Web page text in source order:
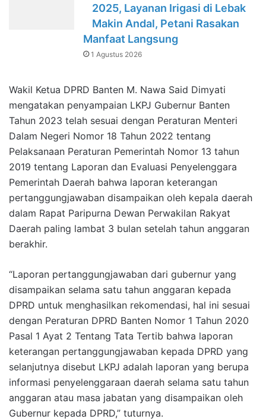
2025, Layanan Irigasi di Lebak
Makin Andal, Petani Rasakan
Manfaat Langsung
1 Agustus 2026
Wakil Ketua DPRD Banten M. Nawa Said Dimyati
mengatakan penyampaian LKPJ Gubernur Banten
Tahun 2023 telah sesuai dengan Peraturan Menteri
Dalam Negeri Nomor 18 Tahun 2022 tentang
Pelaksanaan Peraturan Pemerintah Nomor 13 tahun
2019 tentang Laporan dan Evaluasi Penyelenggara
Pemerintah Daerah bahwa laporan keterangan
pertanggungjawaban disampaikan oleh kepala daerah
dalam Rapat Paripurna Dewan Perwakilan Rakyat
Daerah paling lambat 3 bulan setelah tahun anggaran
berakhir.
“Laporan pertanggungjawaban dari gubernur yang
disampaikan selama satu tahun anggaran kepada
DPRD untuk menghasilkan rekomendasi, hal ini sesuai
dengan Peraturan DPRD Banten Nomor 1 Tahun 2020
Pasal 1 Ayat 2 Tentang Tata Tertib bahwa laporan
keterangan pertanggungjawaban kepada DPRD yang
selanjutnya disebut LKPJ adalah laporan yang berupa
informasi penyelenggaraan daerah selama satu tahun
anggaran atau masa jabatan yang disampaikan oleh
Gubernur kepada DPRD,” tuturnya.